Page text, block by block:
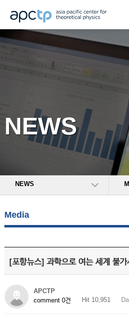
NEWS
NEWS
Media
[포항뉴스] 과학으로 여는 세계 불가
APCTP
comment 0건
Hit 10,951